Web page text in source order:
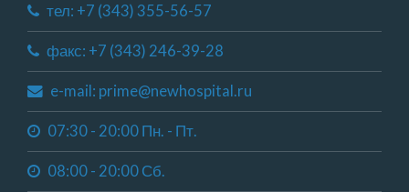
тел: +7 (343) 355-56-57
факс: +7 (343) 246-39-28
e-mail: prime@newhospital.ru
07:30 - 20:00 Пн. - Пт.
08:00 - 20:00 Сб.